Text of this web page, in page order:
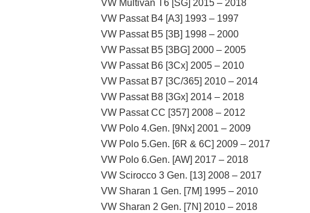
VW Multivan T6 [SG] 2015 – 2018
VW Passat B4 [A3] 1993 – 1997
VW Passat B5 [3B] 1998 – 2000
VW Passat B5 [3BG] 2000 – 2005
VW Passat B6 [3Cx] 2005 – 2010
VW Passat B7 [3C/365] 2010 – 2014
VW Passat B8 [3Gx] 2014 – 2018
VW Passat CC [357] 2008 – 2012
VW Polo 4.Gen. [9Nx] 2001 – 2009
VW Polo 5.Gen. [6R & 6C] 2009 – 2017
VW Polo 6.Gen. [AW] 2017 – 2018
VW Scirocco 3 Gen. [13] 2008 – 2017
VW Sharan 1 Gen. [7M] 1995 – 2010
VW Sharan 2 Gen. [7N] 2010 – 2018